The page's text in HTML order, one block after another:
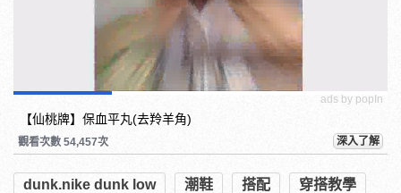
ads by popIn
【仙桃牌】保血平丸(去羚羊角)
觀看次數 54,457次 深入了解
dunk.nike dunk low 潮鞋 搭配 穿搭教學